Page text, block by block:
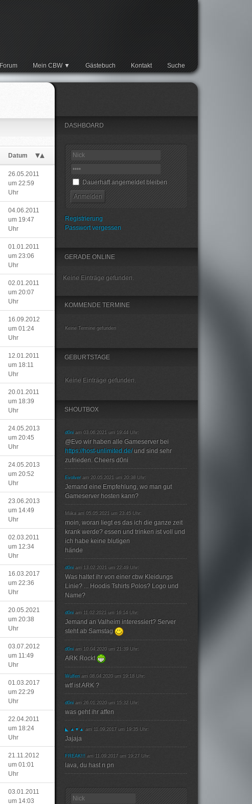
Forum Mein CBW Gästebuch Kontakt Suche
Datum
26.05.2011
um 22:59
Uhr
04.06.2011
um 19:47
Uhr
01.01.2011
um 23:06
Uhr
02.01.2011
um 20:07
Uhr
16.09.2012
um 01:24
Uhr
12.01.2011
um 18:11
Uhr
20.01.2011
um 18:39
Uhr
24.05.2013
um 20:45
Uhr
24.05.2013
um 20:52
Uhr
23.06.2013
um 14:49
Uhr
02.03.2011
um 12:34
Uhr
16.03.2017
um 22:36
Uhr
20.05.2021
um 20:38
Uhr
03.07.2012
um 11:49
Uhr
01.03.2017
um 22:29
Uhr
22.04.2011
um 18:24
Uhr
21.11.2012
um 01:01
Uhr
03.01.2011
um 14:03
DASHBOARD
Dauerhaft angemeldet bleiben
Registrierung
Passwort vergessen
GERADE ONLINE
Keine Einträge gefunden.
KOMMENDE TERMINE
Keine Termine gefunden
GEBURTSTAGE
Keine Einträge gefunden.
SHOUTBOX
d0ni am 03.06.2021 um 19:44 Uhr:
@Evo wir haben alle Gameserver bei
https://host-unlimited.de/und sind sehr
zufrieden. Cheers d0ni
Evolver am 20.05.2021 um 20:38 Uhr:
Jemand eine Empfehlung, wo man gut
Gameserver hosten kann?
Miika am 05.05.2021 um 23:45 Uhr:
moin, woran liegt es das ich die ganze zeit
krank werde? essen und trinken ist voll und
ich habe keine blutigen
hände
d0ni am 13.02.2021 um 22:49 Uhr:
Was haltet ihr von einer cbw Kleidungs
Linie? ... Hoodis Tshirts Polos? Logo und
Name?
d0ni am 11.02.2021 um 16:14 Uhr:
Jemand an Valheim interessiert? Server
steht ab Samstag
d0ni am 10.04.2020 um 21:39 Uhr:
ARK Rockt
Wulfen am 08.04.2020 um 19:18 Uhr:
wtf ist ARK ?
d0ni am 26.01.2020 um 15:32 Uhr:
was geht ihr affen
◣ ▲▼▲ am 11.09.2017 um 19:35 Uhr:
Jajaja
FREAK!!! am 11.09.2017 um 19:27 Uhr:
lava, du hast n pn